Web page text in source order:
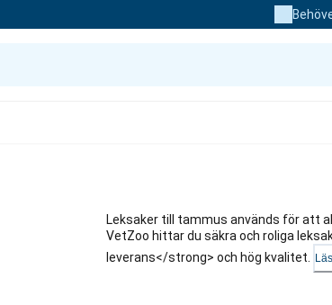
Leksaker till tammus används för att
VetZoo hittar du säkra och roliga
leverans</strong> och hög kvalitet.